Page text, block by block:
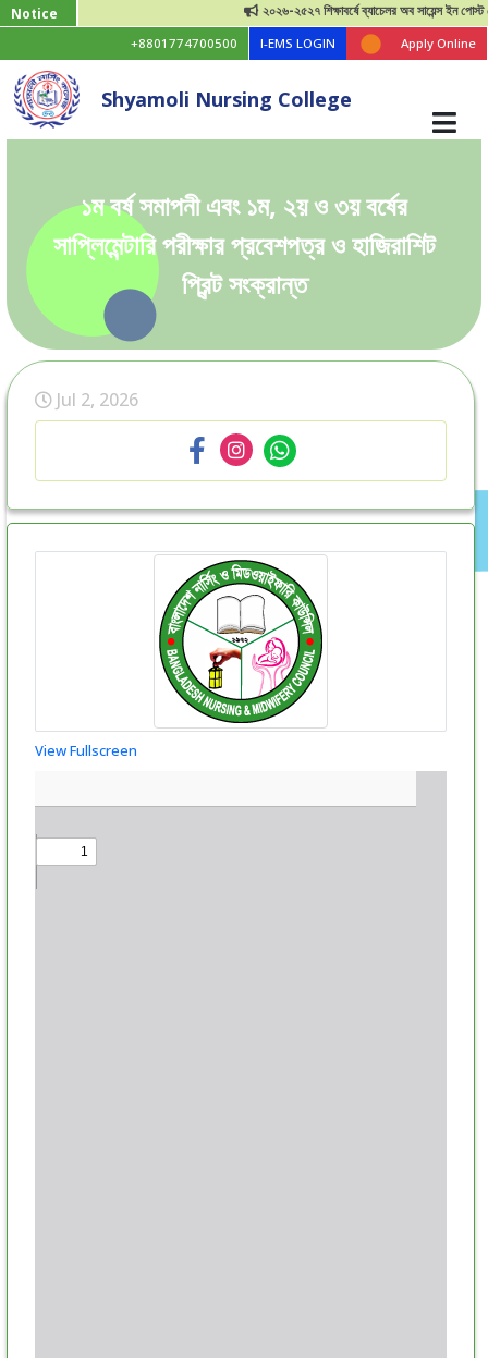
Notice ২০২৬-২৫২৭ শিক্ষাবর্ষে ব্যাচেলর অব সায়েন্স ইন পোস্ট
+8801774700500 I-EMS LOGIN Apply Online
Shyamoli Nursing College
১ম বর্ষ সমাপনী এবং ১ম, ২য় ও ৩য় বর্ষের
সাপ্লিমেন্টারি পরীক্ষার প্রবেশপত্র ও হাজিরাশিট
প্রিন্ট সংক্রান্ত
Jul 2, 2026
View Fullscreen
PDF
content